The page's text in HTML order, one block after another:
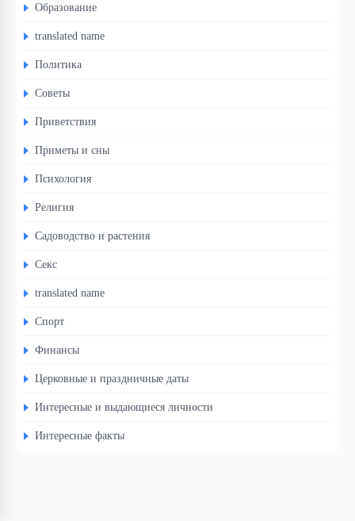
Образование
translated name
Политика
Советы
Приветствия
Приметы и сны
Психология
Религия
Садоводство и растения
Секс
translated name
Спорт
Финансы
Церковные и праздничные даты
Интересные и выдающиеся личности
Интересные факты